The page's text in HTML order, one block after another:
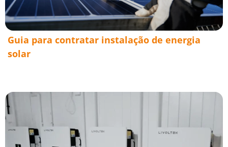
Guia para contratar instalação de energia
solar